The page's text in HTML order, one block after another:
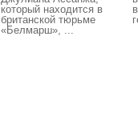
который находится в
британской тюрьме
«Белмарш», ...